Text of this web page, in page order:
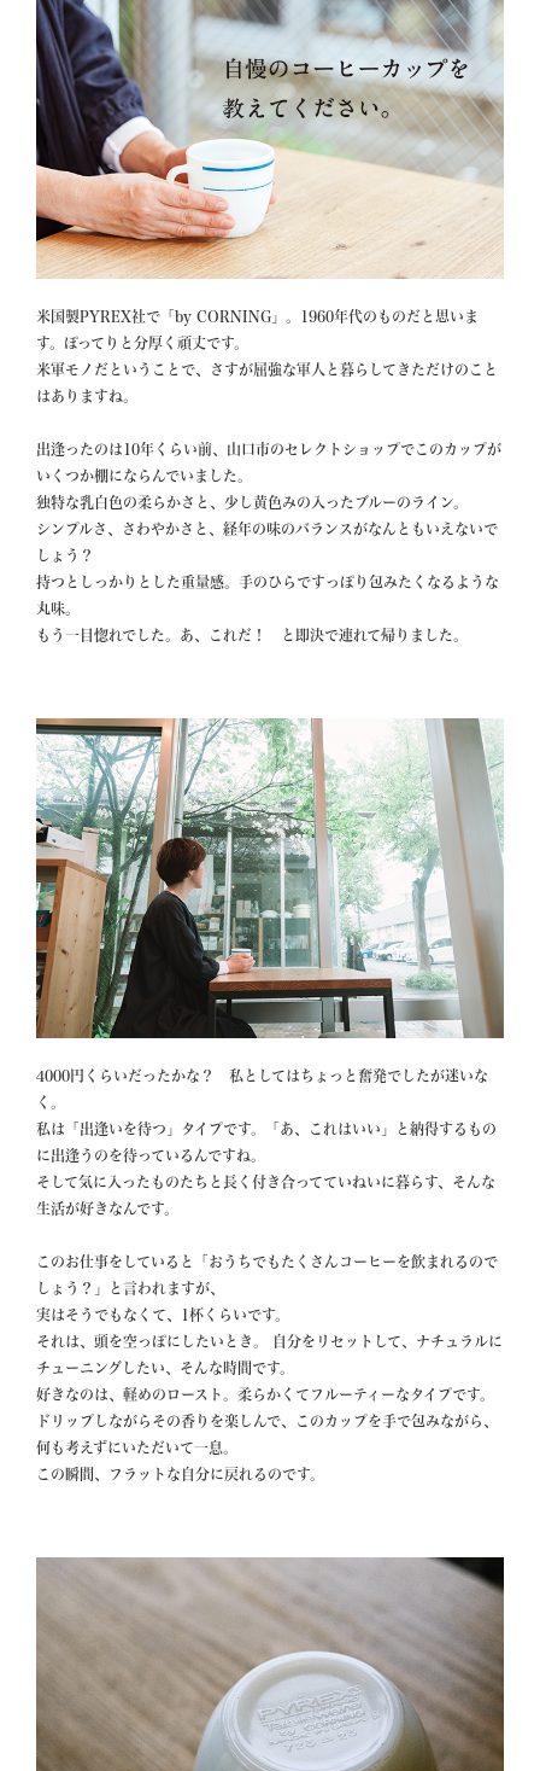
米国製PYREX社で「by CORNING」。1960年代のものだと思いま
す。ぽってりと分厚く頑丈です。
米軍モノだということで、さすが屈強な軍人と暮らしてきただけのこと
はありますね。
出逢ったのは10年くらい前、山口市のセレクトショップでこのカップが
いくつか棚にならんでいました。
独特な乳白色の柔らかさと、少し黄色みの入ったブルーのライン。
シンプルさ、さわやかさと、経年の味のバランスがなんともいえないで
しょう？
持つとしっかりとした重量感。手のひらですっぽり包みたくなるような
丸味。
もう一目惚れでした。あ、これだ！　と即決で連れて帰りました。
4000円くらいだったかな？　私としてはちょっと奮発でしたが迷いな
く。
私は「出逢いを待つ」タイプです。「あ、これはいい」と納得するもの
に出逢うのを待っているんですね。
そして気に入ったものたちと長く付き合ってていねいに暮らす、そんな
生活が好きなんです。
このお仕事をしていると「おうちでもたくさんコーヒーを飲まれるので
しょう？」と言われますが、
実はそうでもなくて、1杯くらいです。
それは、頭を空っぽにしたいとき。 自分をリセットして、ナチュラルに
チューニングしたい、そんな時間です。
好きなのは、軽めのロースト。柔らかくてフルーティーなタイプです。
ドリップしながらその香りを楽しんで、このカップを手で包みながら、
何も考えずにいただいて一息。
この瞬間、フラットな自分に戻れるのです。